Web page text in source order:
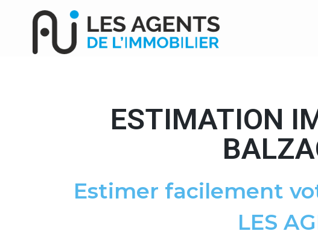
ESTIMATION
Estimer facilement
LES